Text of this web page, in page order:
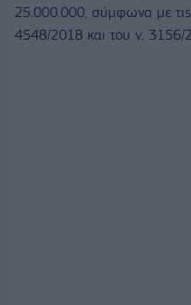
25.000.000, σύμφωνα με τις
4548/2018 και του ν. 3156/